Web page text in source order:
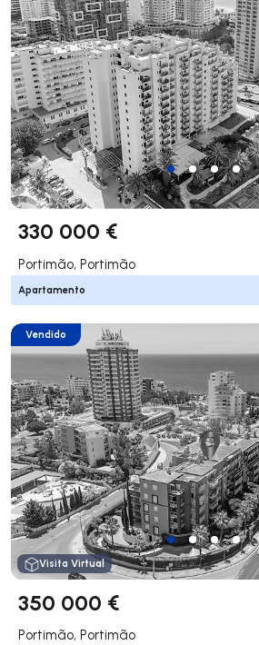
330 000 €
Portimão, Portimão
Apartamento
Vendido
Visita Virtual
350 000 €
Portimão, Portimão